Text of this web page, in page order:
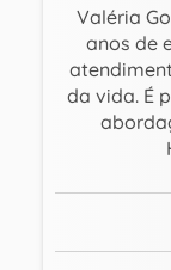
Valéria
anos de
da vida. É